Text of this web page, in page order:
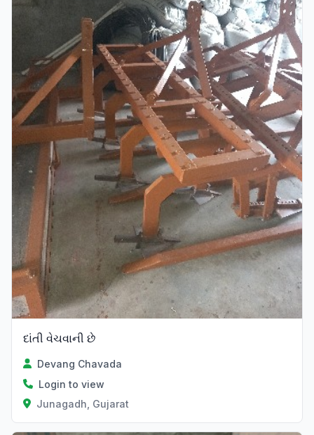
દાંતી વેચવાની છે
Devang Chavada
Login to view
Junagadh, Gujarat